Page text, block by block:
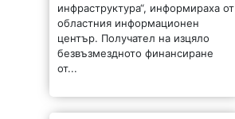
инфраструктура“, информираха от
областния информационен
център. Получател на изцяло
безвъзмездното финансиране
от...